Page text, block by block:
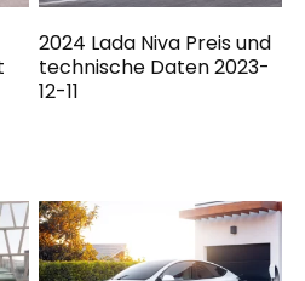
2024 Lada Niva Preis und
technische Daten 2023-
12-11